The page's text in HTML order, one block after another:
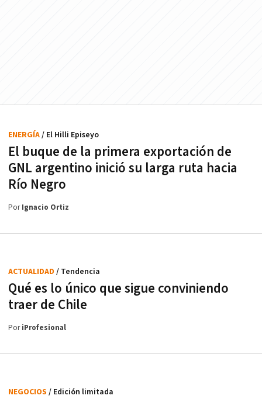
El buque de la primera exportación de
GNL argentino inició su larga ruta hacia
Río Negro
ENERGÍA/ El Hilli Episeyo
PorIgnacio Ortiz
Qué es lo único que sigue conviniendo
traer de Chile
ACTUALIDAD / Tendencia
PoriProfesional
NEGOCIOS / Edición limitada